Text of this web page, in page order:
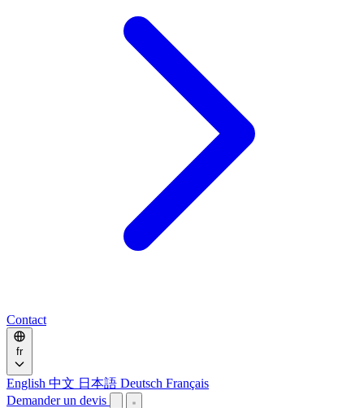
Contact
fr
English 中文 日本語 Deutsch Français
Demander un devis